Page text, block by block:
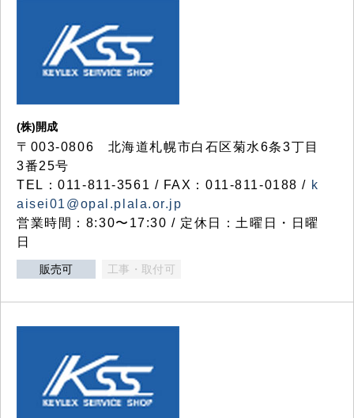
(株)開成
〒003-0806 北海道札幌市白石区菊水6条3丁目
3番25号
TEL：011-811-3561 / FAX：011-811-0188 / k
aisei01@opal.plala.or.jp
営業時間：8:30〜17:30 / 定休日：土曜日・日曜
日
販売可 工事・取付可